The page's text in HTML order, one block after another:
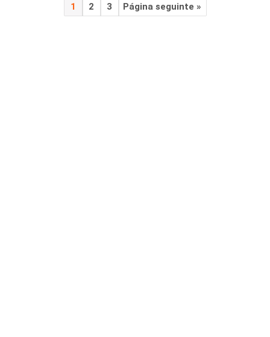
1 2 3 Página seguinte »